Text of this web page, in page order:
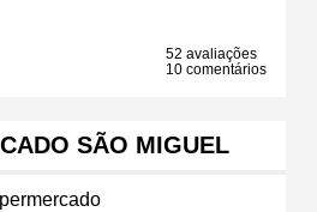
52 avaliações
10 comentários
SÃO MIGUEL